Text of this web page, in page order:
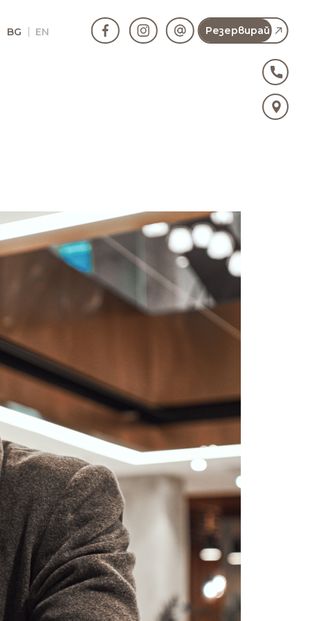
Резервирай
BG EN